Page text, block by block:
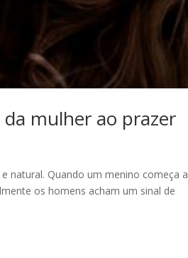
mulher ao prazer
natural. Quando um menino começa a
os homens acham um sinal de